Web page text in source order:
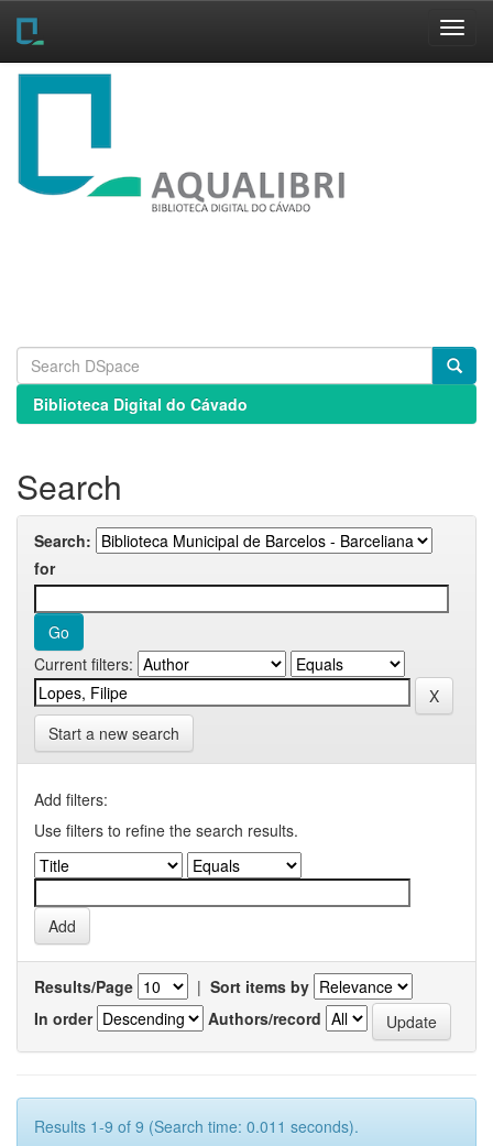
Skip
Biblioteca Digital do Cávado
Search
Search:
for
Current filters:
Start a new search
Add filters:
Use filters to refine the search results.
Results/Page | Sort items by
In order
Authors/record
Results 1-9 of 9 (Search time: 0.011 seconds).